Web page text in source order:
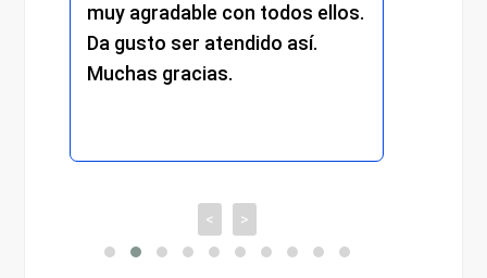
muy agradable con todos ellos.
Da gusto ser atendido así.
Muchas gracias.
< >